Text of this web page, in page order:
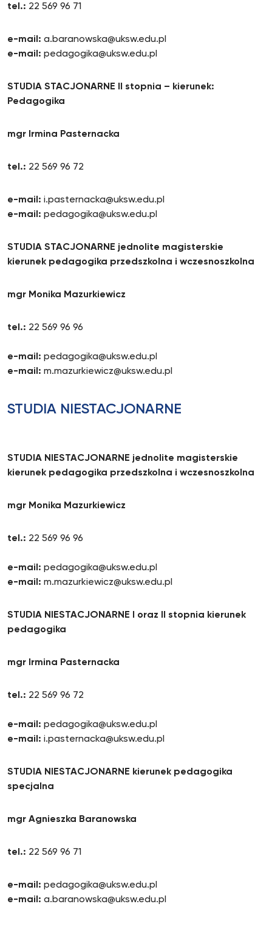
tel.: 22 569 96 71
e-mail: a.baranowska@uksw.edu.pl
e-mail: pedagogika@uksw.edu.pl
STUDIA STACJONARNE II stopnia – kierunek:
Pedagogika
mgr Irmina Pasternacka
tel.: 22 569 96 72
e-mail: i.pasternacka@uksw.edu.pl
e-mail: pedagogika@uksw.edu.pl
STUDIA STACJONARNE jednolite magisterskie
kierunek pedagogika przedszkolna i wczesnoszkolna
mgr Monika Mazurkiewicz
tel.: 22 569 96 96
e-mail: pedagogika@uksw.edu.pl
e-mail: m.mazurkiewicz@uksw.edu.pl
STUDIA NIESTACJONARNE
STUDIA NIESTACJONARNE jednolite magisterskie
kierunek pedagogika przedszkolna i wczesnoszkolna
mgr Monika Mazurkiewicz
tel.: 22 569 96 96
e-mail: pedagogika@uksw.edu.pl
e-mail: m.mazurkiewicz@uksw.edu.pl
STUDIA NIESTACJONARNE I oraz II stopnia kierunek
pedagogika
mgr Irmina Pasternacka
tel.: 22 569 96 72
e-mail: pedagogika@uksw.edu.pl
e-mail: i.pasternacka@uksw.edu.pl
STUDIA NIESTACJONARNE kierunek pedagogika
specjalna
mgr Agnieszka Baranowska
tel.: 22 569 96 71
e-mail: pedagogika@uksw.edu.pl
e-mail: a.baranowska@uksw.edu.pl